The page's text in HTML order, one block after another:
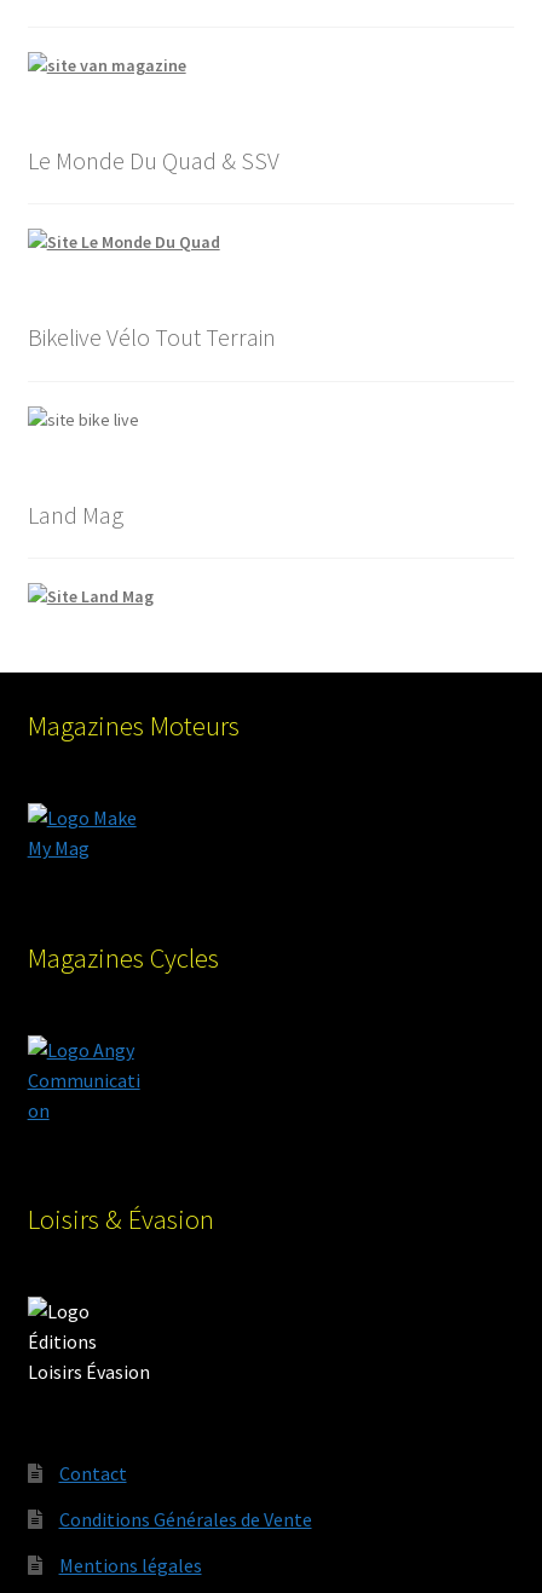
Le Monde Du Quad & SSV
Bikelive Vélo Tout Terrain
Land Mag
Magazines Moteurs
Magazines Cycles
Loisirs & Évasion
Contact
Conditions Générales de Vente
Mentions légales